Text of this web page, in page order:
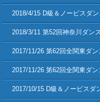
2018/4/15 D級＆ノービスダ
2018/3/11 第52回神奈川ダン
2017/11/26 第62回全関東ダ
2017/11/26 第62回全関東ダ
2017/10/15 D級＆ノービスダ